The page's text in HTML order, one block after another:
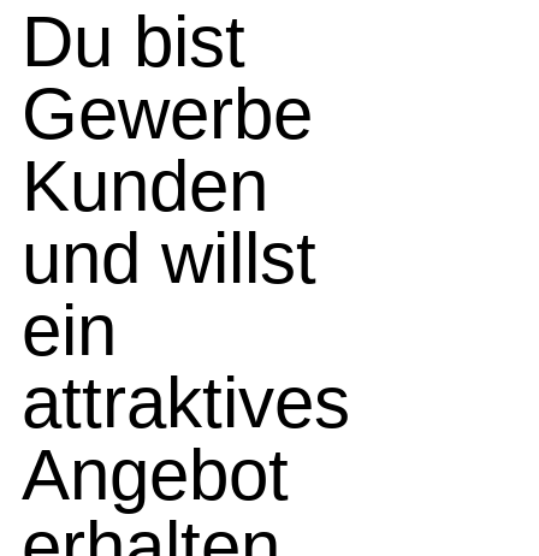
Du bist
Gewerbe
Kunden
und willst
ein
attraktives
Angebot